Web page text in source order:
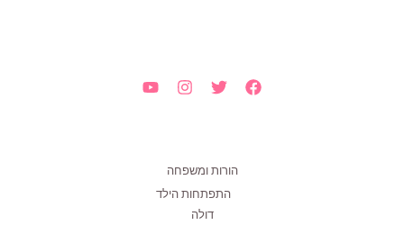
הורות ומשפחה
התפתחות הילד
דולה